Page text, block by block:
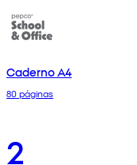
Caderno A4
80 páginas
2